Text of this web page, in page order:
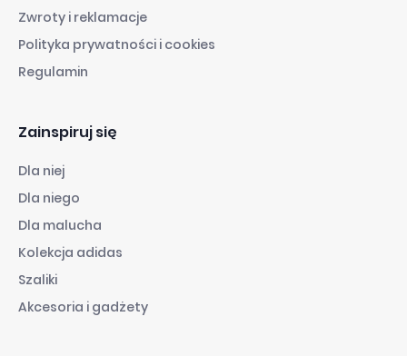
Zwroty i reklamacje
Polityka prywatności i cookies
Regulamin
Zainspiruj się
Dla niej
Dla niego
Dla malucha
Kolekcja adidas
Szaliki
Akcesoria i gadżety